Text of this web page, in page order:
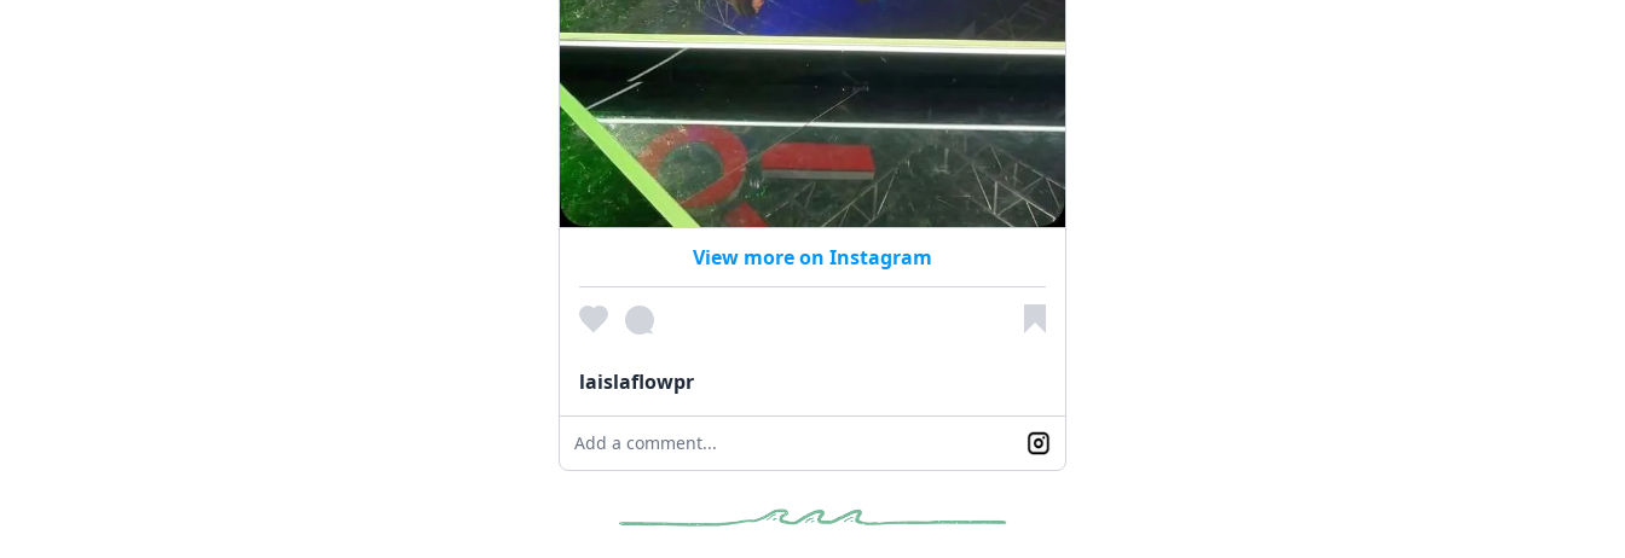
View more on Instagram
laislaflowpr
Add a comment...